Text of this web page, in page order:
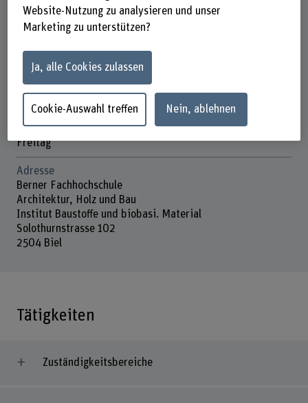
E-Mail anzeigen
www.bfh.ch/de/martin-lehmann
Präsenzzeit
Montag
Mittwoch
Donnerstag
Freitag
Adresse
Berner Fachhochschule
Architektur, Holz und Bau
Institut Baustoffe und biobasi. Material
Solothurnstrasse 102
2504 Biel
Tätigkeiten
Zuständigkeitsbereiche
Website-Nutzung zu analysieren und unser
Marketing zu unterstützen?
Ja, alle Cookies zulassen
Cookie-Auswahl treffen Nein, ablehnen